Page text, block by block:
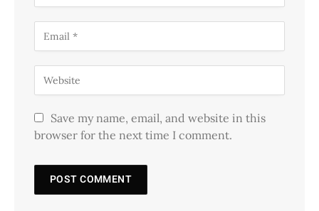
Save my name, email, and website in this
browser for the next time I comment.